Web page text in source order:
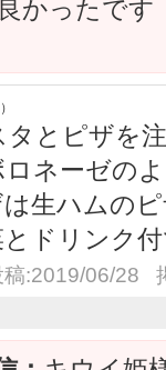
かったで
とピザを
ネーゼの
生ハムの
ドリンク
稿:2019/06/28